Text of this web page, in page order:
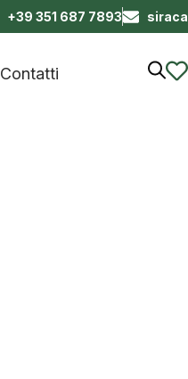
+39 351 687 7893
Contatti